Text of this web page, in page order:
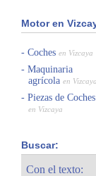
Motor en
Coches en Vizcaya
Maquinaria
agrícola en Vizcaya
Piezas de Coches
en Vizcaya
Buscar:
Con el texto: